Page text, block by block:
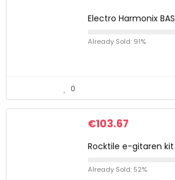
Electro Harmonix
Already Sold: 91%
0
€103.67
Rocktile e-gitaren kit
Already Sold: 52%